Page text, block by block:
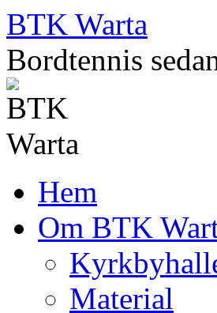
Skip
to
content
BTK Warta
Bordtennis
Hem
Om BTK
Material